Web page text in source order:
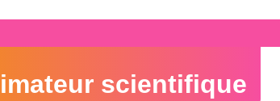
scientifique